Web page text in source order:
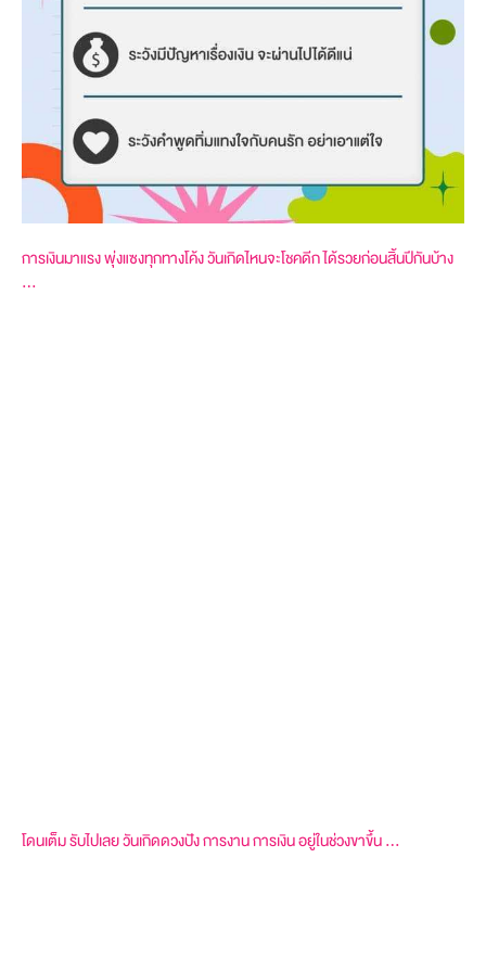
การเงินมาแรง พุ่งแซงทุกทางโค้ง วันเกิดไหนจะโชคดีก ได้รวยก่อนสิ้นปีกันบ้าง
…
โดนเต็ม รับไปเลย วันเกิดดวงปัง การงาน การเงิน อยู่ในช่วงขาขึ้น …